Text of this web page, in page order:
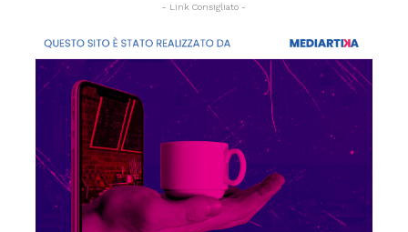
- Link Consigliato -